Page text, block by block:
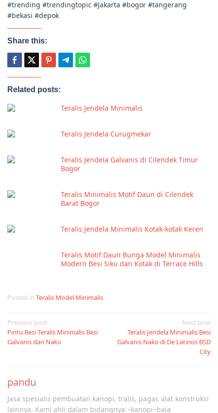
#trending #trendingtopic #Jakarta #bogor #tangerang
#bekasi #depok
Share this:
Related posts:
Teralis Jendela Minimalis
Teralis Jendela Curugmekar
Teralis Jendela Galvanis di Cilendek Timur
Bogor
Teralis Minimalis Motif Daun di Cilendek
Barat Bogor
Teralis Jendela Minimalis Kotak-kotak Keren
Teralis Motif Daun Bunga Model Minimalis
Modern Besi Siku dan Kotak di Terrace Hills
Posted in Teralis Model Minimalis
Post
navigation
Previous post
Pintu Besi Teralis Minimalis Besi
Galvanis dan Nako
Next post
Teralis Jendela Minimalis Besi
Galvanis Nako di De Latinos BSD
City
pandu
Jasa spesialis pembuatan kanopi, tralis, pagar, alat konstruksi
lainnya. Kami ahli dalam bidangnya.~kanopi~baja